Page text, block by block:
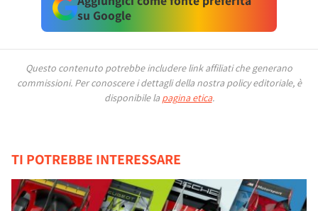
su Google
Questo contenuto potrebbe includere link affiliati che generano
commissioni. Per conoscere i dettagli della nostra policy editoriale, è
disponibile la pagina etica.
TI POTREBBE INTERESSARE